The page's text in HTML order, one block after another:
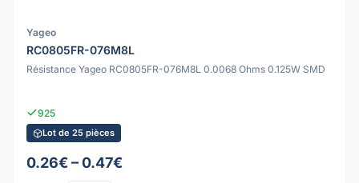
Yageo
RC0805FR-076M8L
Résistance Yageo RC0805FR-076M8L 0.0068 Ohms 0.125W SMD
925
Lot de 25 pièces
0.26€ – 0.47€